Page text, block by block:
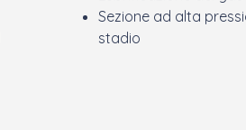
Sezione ad alta
stadio